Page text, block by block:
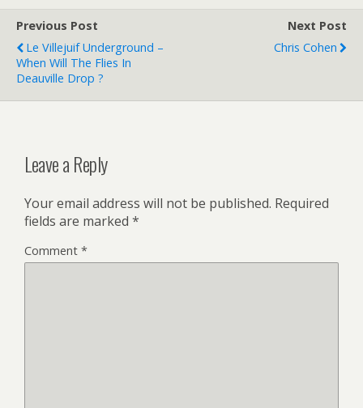
Previous Post
Le Villejuif Underground –
When Will The Flies In
Deauville Drop ?
Next Post
Chris Cohen
Leave a Reply
Your email address will not be published. Required
fields are marked *
Comment *